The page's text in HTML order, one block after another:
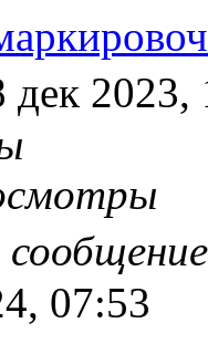
дек 2023,
07:53